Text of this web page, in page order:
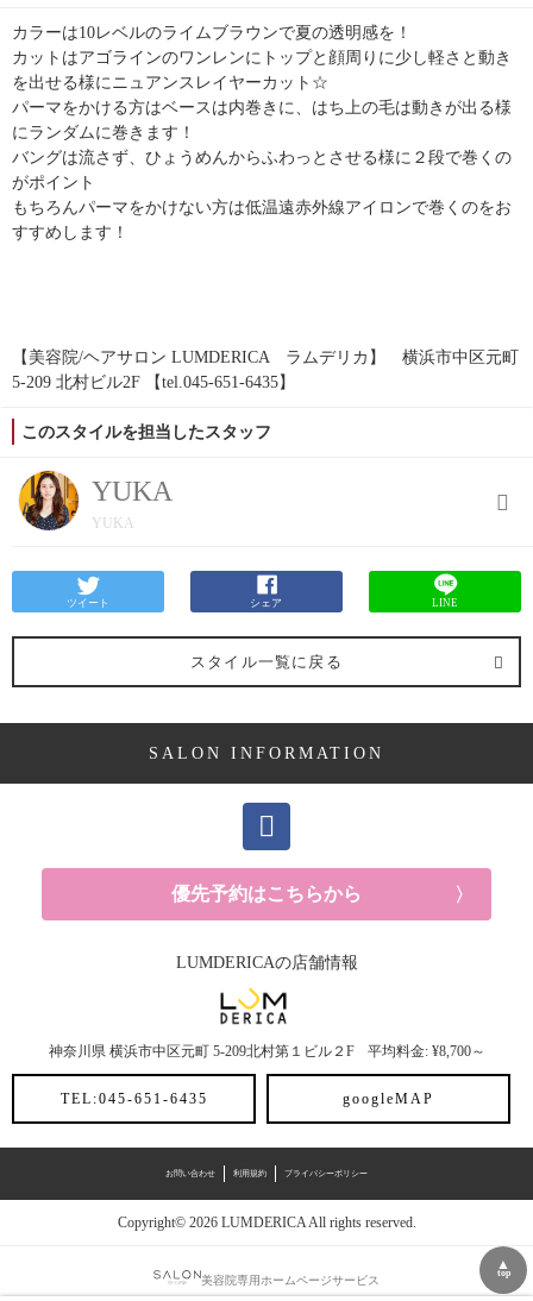
カラーは10レベルのライムブラウンで夏の透明感を！
カットはアゴラインのワンレンにトップと顔周りに少し軽さと動き
を出せる様にニュアンスレイヤーカット☆
パーマをかける方はベースは内巻きに、はち上の毛は動きが出る様
にランダムに巻きます！
バングは流さず、ひょうめんからふわっとさせる様に２段で巻くの
がポイント
もちろんパーマをかけない方は低温遠赤外線アイロンで巻くのをお
すすめします！
【美容院/ヘアサロン LUMDERICA ラムデリカ】 横浜市中区元町
5-209 北村ビル2F 【tel.045-651-6435】
このスタイルを担当したスタッフ
YUKA
YUKA
ツイート シェア LINE
スタイル一覧に戻る
SALON INFORMATION
優先予約はこちらから
LUMDERICAの店舗情報
神奈川県 横浜市中区元町 5-209北村第１ビル２F 平均料金: ¥8,700～
TEL:045-651-6435 googleMAP
お問い合わせ 利用規約 プライバシーポリシー
Copyright© 2026 LUMDERICA All rights reserved.
美容院専用ホームページサービス
▲
top